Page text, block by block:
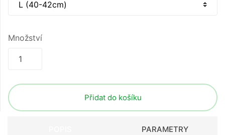
Množství
Přidat do košíku
PARAMETRY